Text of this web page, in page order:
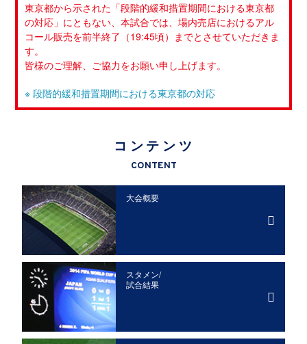
東京都から示された「段階的緩和措置期間における東京都
の対応」にともない、本試合では、場内売店におけるアル
コール販売を前半終了（19:45頃）までとさせていただきま
す。
皆様のご理解、ご協力をお願い申し上げます。
※ 段階的緩和措置期間における東京都の対応
コンテンツ
CONTENT
大会概要
スタメン/
試合結果